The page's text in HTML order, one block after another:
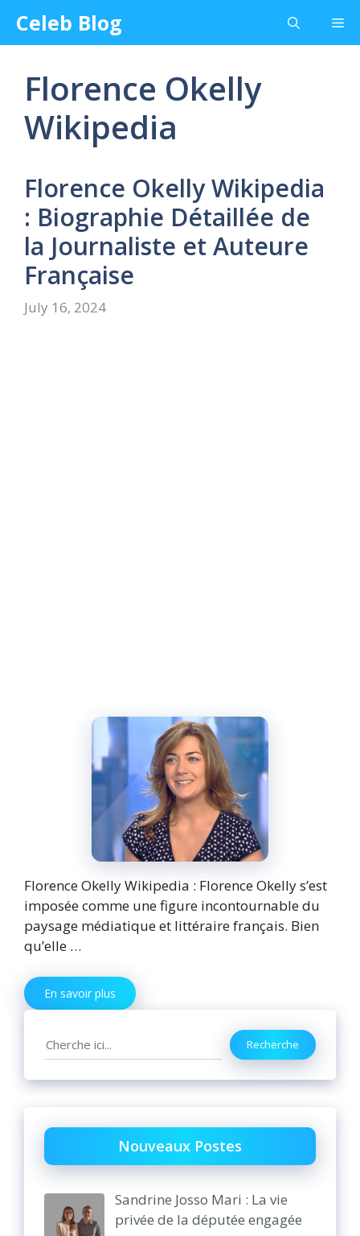
content
Celeb Blog
Florence Okelly
Wikipedia
Florence Okelly Wikipedia
: Biographie Détaillée de
la Journaliste et Auteure
Française
July 16, 2024
Florence Okelly Wikipedia : Florence Okelly s’est
imposée comme une figure incontournable du
paysage médiatique et littéraire français. Bien
qu’elle …
En savoir plus
Search Recherche
Nouveaux Postes
Sandrine Josso Mari : La vie
privée de la députée engagée